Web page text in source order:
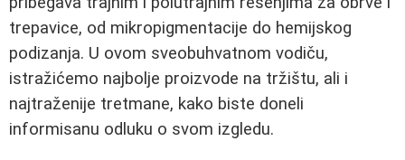
trepavice, od mikropigmentacije do hemijskog
podizanja. U ovom sveobuhvatnom vodiču,
istražićemo najbolje proizvode na tržištu, ali i
najtraženije tretmane, kako biste doneli
informisanu odluku o svom izgledu.